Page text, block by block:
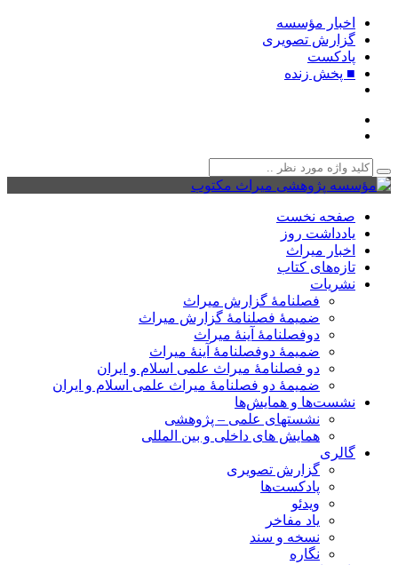
اخبار مؤسسه
گزارش تصویری
پادکست‌
■ پخش زنده
صفحه نخست
یادداشت روز
اخبار میراث
تازه‌های کتاب
نشریات
فصلنامۀ گزارش میراث
ضمیمۀ فصلنامۀ گزارش میراث
دوفصلنامۀ آینۀ میراث
ضمیمۀ دوفصلنامۀ آینۀ میراث
دو فصلنامۀ میراث علمی اسلام و ایران
ضمیمۀ دو فصلنامۀ میراث علمی اسلام و ایران
نشست‌ها و همایش‌ها
نشستهای علمی – پژوهشی
همایش های داخلی و بین المللی
گالری
گزارش تصویری
پادکست‌ها
ویدئو
یاد مفاخر
نسخه و سند
نگاره